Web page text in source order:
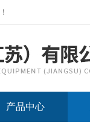
！
产品中心